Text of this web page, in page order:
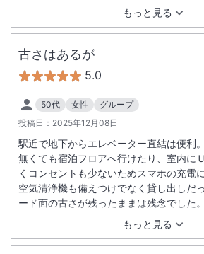
もっと見る
きて便利だった。 部屋からの眺めはそれ
ツインルームは広く、バスタブも大きか
聞こえてきたが、まあ快適に過ごせた。
ュッフェ料理の味はどれもおいしく、品
同行者がとても喜んでいた。 夕食はホテ
が、ホテルの日本料理にしてもよかった
てしまうのは残念だが、また時間があれ
古さはあるが
5.0
50代 女性
グループ
投稿日： 2025年12月08日
もっと見る
駅近で地下からエレベーター直結は便利
無くても宿泊フロアへ行けたり、室内に
くコンセントも少ないためスマホの充電
空気清浄機も備えつけでなく貸し出しだ
ード面の古さが残ったままは残念でした
客室清掃などの対面での対応などソフト